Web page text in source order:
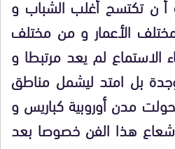
أ ن تكتسح أغلب الشباب و
الأعمار و من مختلف
لم يعد مرتبطا و
بل امتد ليشمل مناطق
مدن أوروبية كباريس و
هذا الفن خصوصا بعد